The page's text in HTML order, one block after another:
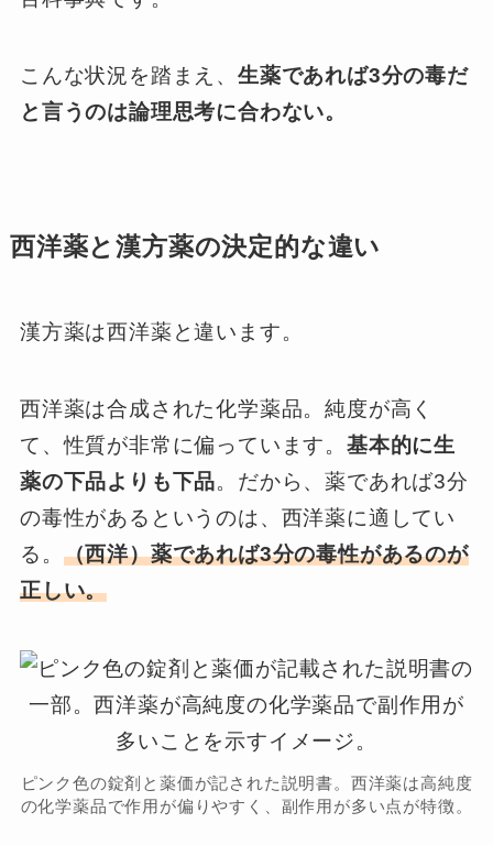
こんな状況を踏まえ、 生薬であれば3分の毒だ
と言うのは論理思考に合わない。
西洋薬と漢方薬の決定的な違い
漢方薬は西洋薬と違います。
西洋薬は合成された化学薬品。純度が高く
て、性質が非常に偏っています。 基本的に生
薬の下品よりも下品。だから、薬であれば3分
の毒性があるというのは、西洋薬に適してい
る。 （西洋）薬であれば3分の毒性があるのが
正しい。
ピンク色の錠剤と薬価が記された説明書。西洋薬は高純度
の化学薬品で作用が偏りやすく、副作用が多い点が特徴。